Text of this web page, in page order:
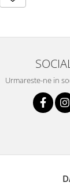
Urmareste-ne in